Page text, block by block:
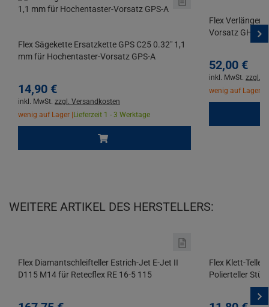
Flex Sägekette Ersatzkette GPS C25 0.32" 1,1
mm für Hochentaster-Vorsatz GPS-A
14,90 €
inkl. MwSt. zzgl. Versandkosten
wenig auf Lager | Lieferzeit 1 - 3 Werktage
Flex
Vorsatz GHT-A
52,00 €
inkl. MwSt. zzgl.
wenig auf Lager |
WEITERE ARTIKEL DES HERSTELLERS:
Flex Diamantschleifteller Estrich-Jet E-Jet II
D115 M14 für Retecflex RE 16-5 115
Flex Klett-
Polierteller